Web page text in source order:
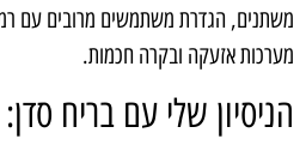
משתנים, הגדרת משתמשים מרובים עם
מערכות אזעקה ובקרה חכמות.
הניסיון שלי עם בריח